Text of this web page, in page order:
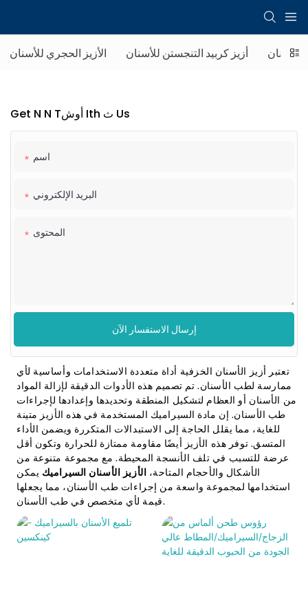
الأزيز الحجري للأسنان أزيز كربيد التنجستن للأسنان للاسنان
Get N N Tأوش Ith ث Us
اسم
البريد الإلكتروني
المحتوى
إرسال الاستفسار الآن
تعتبر أزيز الأسنان الخزفية أداة متعددة الاستخدامات وأساسية لأي
ممارسة لطب الأسنان. تم تصميم هذه الأدوات الدقيقة لإزالة المواد
من الأسنان أو العظام لتشكيل المنطقة وتحديدها وإعدادها لإجراءات
طب الأسنان. إن مادة السيراميك المستخدمة في هذه الأزيز متينة
للغاية، مما يقلل الحاجة إلى الاستبدالات المتكررة ويضمن الأداء
المتسق. توفر هذه الأزيز أيضًا مقاومة ممتازة للحرارة وتكون أقل
عرضة للتسبب في تلف الأنسجة المحيطة. مع مجموعة متنوعة من
الأشكال والأحجام المتاحة، الأزيز الأسنان السيراميك يمكن
استخدامها لمجموعة واسعة من إجراءات طب الأسنان، مما يجعلها
قيمة لأي متخصص في طب الأسنان.